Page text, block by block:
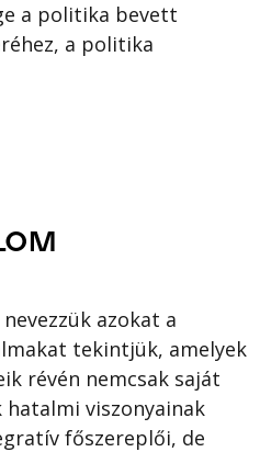
a politika bevett
a politika
azokat a
tekintjük, amelyek
révén nemcsak saját
viszonyainak
főszereplői, de